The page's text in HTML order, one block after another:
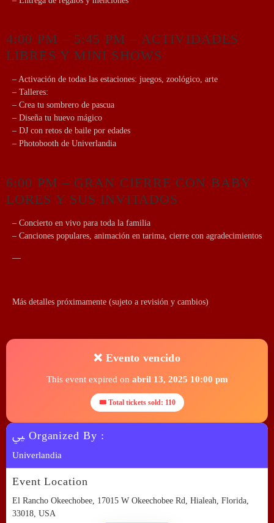
4:00 PM – 5:45 PM – ACTIVIDADES
LIBRES Y MINI SHOWS
– Activación de todas las estaciones: juegos, zoológico, arte
– Talleres:
– Crea tu sombrero de pascua
– Diseña tu huevo mágico
– DJ con retos de baile por edades
– Photobooth de Univerlandia
6:00 PM – GRAN CIERRE CON BABY
LORES Y SUS INVITADOS
– Concierto en vivo para toda la familia
– Canciones populares, animación en tarima, cierre con agradecimientos
—
Más detalles próximamente (sujeto a revisión y cambios)
❌ Evento vencido
This event expired on abril 13, 2025 10:00 pm
🎟 Total tickets sold: 110
Organized By :
Univerlandia
Event Location
El Rancho Okeechobee, 17015 W Okeechobee Rd, Hialeah, Florida,
33018, USA